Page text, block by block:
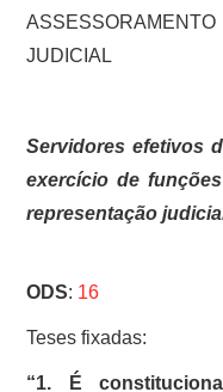
JUDICIAL
Servidores efetivos
exercício de
representação
ODS: 16
Teses fixadas:
“1. É